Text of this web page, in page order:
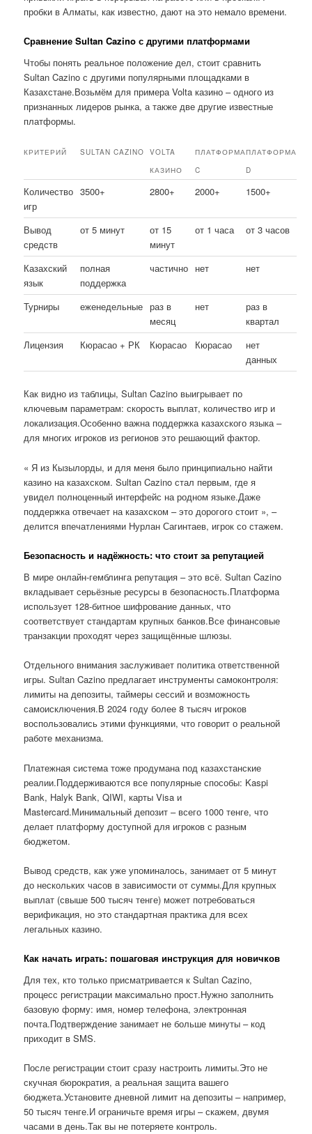
пробки в Алматы, как известно, дают на это немало времени.
Сравнение Sultan Cazino с другими платформами
Чтобы понять реальное положение дел, стоит сравнить
Sultan Cazino с другими популярными площадками в
Казахстане.Возьмём для примера Volta казино – одного из
признанных лидеров рынка, а также две другие известные
платформы.
КРИТЕРИЙ SULTAN CAZINO
VOLTA
КАЗИНО
ПЛАТФОРМА
C
ПЛАТФОРМА
D
Количество
игр
3500+ 2800+ 2000+ 1500+
Вывод
средств
от 5 минут
от 15
минут
от 1 часа от 3 часов
Казахский
язык
полная
поддержка
частично нет нет
Турниры еженедельные раз в
месяц
нет
раз в
квартал
Лицензия
Кюрасао + РК Кюрасао Кюрасао
нет
данных
Как видно из таблицы, Sultan Cazino выигрывает по
ключевым параметрам: скорость выплат, количество игр и
локализация.Особенно важна поддержка казахского языка –
для многих игроков из регионов это решающий фактор.
« Я из Кызылорды, и для меня было принципиально найти
казино на казахском. Sultan Cazino стал первым, где я
увидел полноценный интерфейс на родном языке.Даже
поддержка отвечает на казахском – это дорогого стоит », –
делится впечатлениями Нурлан Сагинтаев, игрок со стажем.
Безопасность и надёжность: что стоит за репутацией
В мире онлайн-гемблинга репутация – это всё. Sultan Cazino
вкладывает серьёзные ресурсы в безопасность.Платформа
использует 128-битное шифрование данных, что
соответствует стандартам крупных банков.Все финансовые
транзакции проходят через защищённые шлюзы.
Отдельного внимания заслуживает политика ответственной
игры. Sultan Cazino предлагает инструменты самоконтроля:
лимиты на депозиты, таймеры сессий и возможность
самоисключения.В 2024 году более 8 тысяч игроков
воспользовались этими функциями, что говорит о реальной
работе механизма.
Платежная система тоже продумана под казахстанские
реалии.Поддерживаются все популярные способы: Kaspi
Bank, Halyk Bank, QIWI, карты Visa и
Mastercard.Минимальный депозит – всего 1000 тенге, что
делает платформу доступной для игроков с разным
бюджетом.
Вывод средств, как уже упоминалось, занимает от 5 минут
до нескольких часов в зависимости от суммы.Для крупных
выплат (свыше 500 тысяч тенге) может потребоваться
верификация, но это стандартная практика для всех
легальных казино.
Как начать играть: пошаговая инструкция для новичков
Для тех, кто только присматривается к Sultan Cazino,
процесс регистрации максимально прост.Нужно заполнить
базовую форму: имя, номер телефона, электронная
почта.Подтверждение занимает не больше минуты – код
приходит в SMS.
После регистрации стоит сразу настроить лимиты.Это не
скучная бюрократия, а реальная защита вашего
бюджета.Установите дневной лимит на депозиты – например,
50 тысяч тенге.И ограничьте время игры – скажем, двумя
часами в день.Так вы не потеряете контроль.